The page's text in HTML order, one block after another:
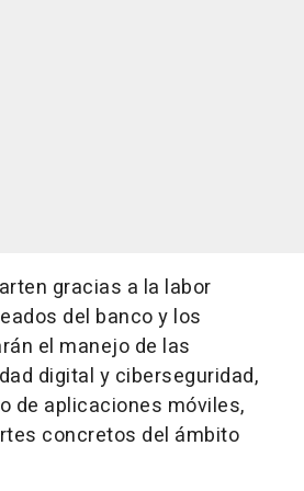
gracias a la labor
del banco y los
el manejo de las
digital y ciberseguridad,
de aplicaciones móviles,
concretos del ámbito